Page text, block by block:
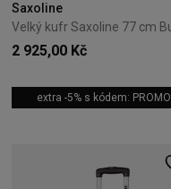
Saxoline
2 925,00 Kč
extra -5% s kódem: PROMO